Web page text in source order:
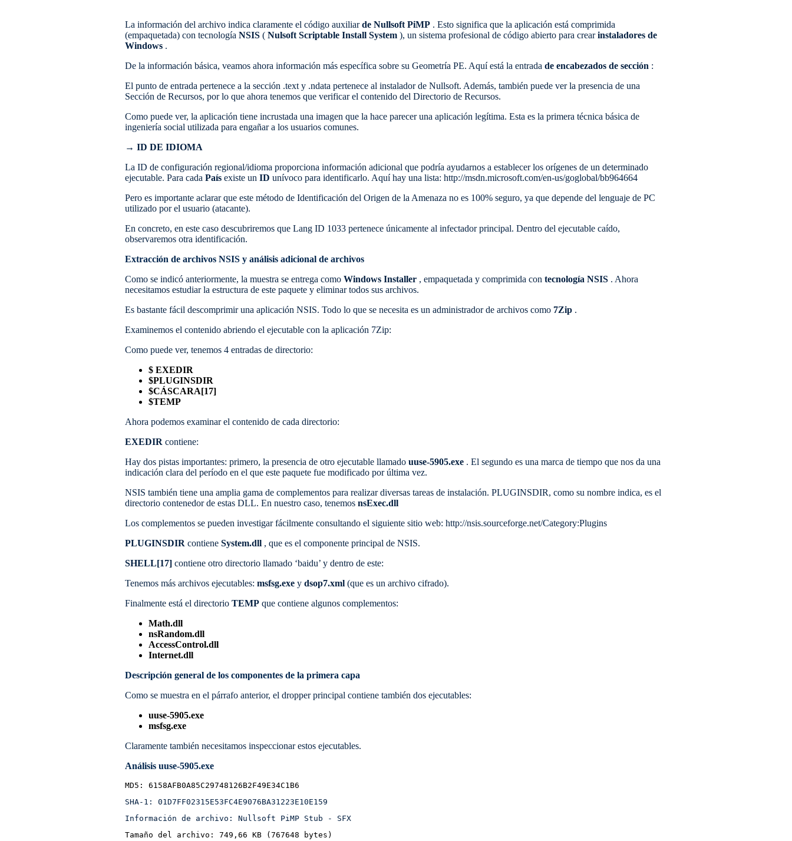
La información del archivo indica claramente el código auxiliarde Nullsoft PiMP . Esto significa que la aplicación está comprimida
(empaquetada) con tecnología NSIS ( Nulsoft Scriptable Install System ), un sistema profesional de código abierto para crearinstaladores de
Windows .
De la información básica, veamos ahora información más específica sobre su Geometría PE. Aquí está la entrada de encabezados de sección :
El punto de entrada pertenece a la sección .text y .ndata pertenece al instalador de Nullsoft. Además, también puede ver la presencia de una
Sección de Recursos, por lo que ahora tenemos que verificar el contenido del Directorio de Recursos.
Como puede ver, la aplicación tiene incrustada una imagen que la hace parecer una aplicación legítima. Esta es la primera técnica básica de
ingeniería social utilizada para engañar a los usuarios comunes.
→ ID DE IDIOMA
La ID de configuración regional/idioma proporciona información adicional que podría ayudarnos a establecer los orígenes de un determinado
ejecutable. Para cada País existe un ID unívoco para identificarlo. Aquí hay una lista: http://msdn.microsoft.com/en-us/goglobal/bb964664
Pero es importante aclarar que este método de Identificación del Origen de la Amenaza no es 100% seguro, ya que depende del lenguaje de PC
utilizado por el usuario (atacante).
En concreto, en este caso descubriremos que Lang ID 1033 pertenece únicamente al infectador principal. Dentro del ejecutable caído,
observaremos otra identificación.
Extracción de archivos NSIS y análisis adicional de archivos
Como se indicó anteriormente, la muestra se entrega como Windows Installer , empaquetada y comprimida con tecnología NSIS . Ahora
necesitamos estudiar la estructura de este paquete y eliminar todos sus archivos.
Es bastante fácil descomprimir una aplicación NSIS. Todo lo que se necesita es un administrador de archivos como 7Zip .
Examinemos el contenido abriendo el ejecutable con la aplicación 7Zip:
Como puede ver, tenemos 4 entradas de directorio:
$ EXEDIR
$PLUGINSDIR
$CÁSCARA[17]
$TEMP
Ahora podemos examinar el contenido de cada directorio:
EXEDIR contiene:
Hay dos pistas importantes: primero, la presencia de otro ejecutable llamado uuse-5905.exe . El segundo es una marca de tiempo que nos da una
indicación clara del período en el que este paquete fue modificado por última vez.
NSIS también tiene una amplia gama de complementos para realizar diversas tareas de instalación. PLUGINSDIR, como su nombre indica, es el
directorio contenedor de estas DLL. En nuestro caso, tenemos nsExec.dll
Los complementos se pueden investigar fácilmente consultando el siguiente sitio web: http://nsis.sourceforge.net/Category:Plugins
PLUGINSDIR contiene System.dll , que es el componente principal de NSIS.
SHELL[17] contiene otro directorio llamado ‘baidu’ y dentro de este:
Tenemos más archivos ejecutables: msfsg.exe y dsop7.xml (que es un archivo cifrado).
Finalmente está el directorio TEMP que contiene algunos complementos:
Math.dll
nsRandom.dll
AccessControl.dll
Internet.dll
Descripción general de los componentes de la primera capa
Como se muestra en el párrafo anterior, el dropper principal contiene también dos ejecutables:
uuse-5905.exe
msfsg.exe
Claramente también necesitamos inspeccionar estos ejecutables.
Análisis uuse-5905.exe
MD5: 6158AFB0A85C29748126B2F49E34C1B6
SHA-1: 01D7FF02315E53FC4E9076BA31223E10E159
Información de archivo: Nullsoft PiMP Stub - SFX
Tamaño del archivo: 749,66 KB (767648 bytes)